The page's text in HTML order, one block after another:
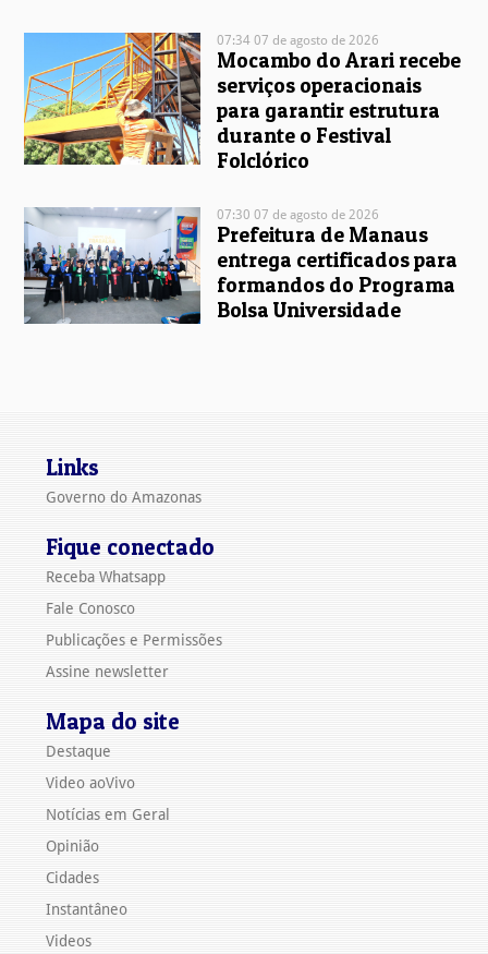
07:34 07 de agosto de 2026
Mocambo do Arari recebe
serviços operacionais
para garantir estrutura
durante o Festival
Folclórico
07:30 07 de agosto de 2026
Prefeitura de Manaus
entrega certificados para
formandos do Programa
Bolsa Universidade
Links
Governo do Amazonas
Fique conectado
Receba Whatsapp
Fale Conosco
Publicações e Permissões
Assine newsletter
Mapa do site
Destaque
Video aoVivo
Notícias em Geral
Opinião
Cidades
Instantâneo
Videos